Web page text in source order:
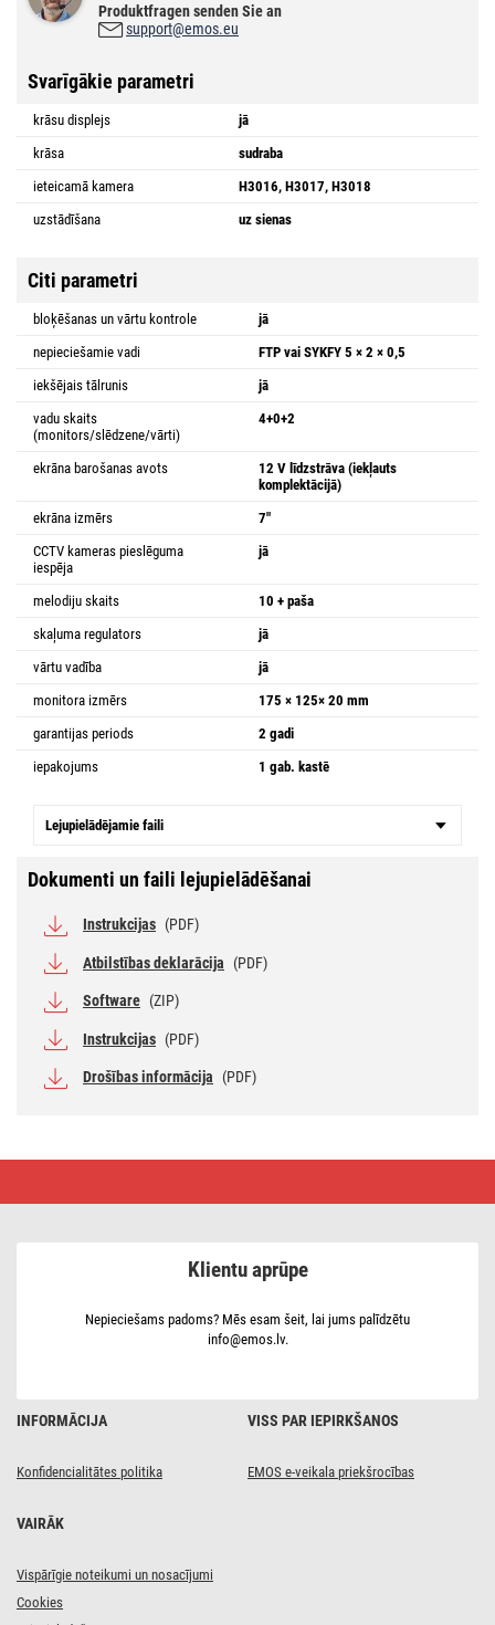
Produktfragen senden Sie an
support@emos.eu
Svarīgākie parametri
krāsu displejs
jā
krāsa
sudraba
ieteicamā kamera
H3016, H3017, H3018
uzstādīšana
uz sienas
Citi parametri
bloķēšanas un vārtu kontrole
jā
nepieciešamie vadi
FTP vai SYKFY 5 × 2 × 0,5
iekšējais tālrunis
jā
vadu skaits
(monitors/slēdzene/vārti)
4+0+2
ekrāna barošanas avots
12 V līdzstrāva (iekļauts
komplektācijā)
ekrāna izmērs
7"
CCTV kameras pieslēguma
iespēja
jā
melodiju skaits
10 + paša
skaļuma regulators
jā
vārtu vadība
jā
monitora izmērs
175 × 125× 20 mm
garantijas periods
2 gadi
iepakojums
1 gab. kastē
Lejupielādējamie faili
Dokumenti un faili lejupielādēšanai
Instrukcijas (PDF)
Atbilstības deklarācija (PDF)
Software (ZIP)
Instrukcijas (PDF)
Drošības informācija (PDF)
INFORMĀCIJA
Konfidencialitātes politika
VISS PAR IEPIRKŠANOS
EMOS e-veikala priekšrocības
VAIRĀK
Vispārīgie noteikumi un nosacījumi
Cookies
Klientu aprūpe
Nepieciešams padoms? Mēs esam šeit, lai jums palīdzētu
info@emos.lv.